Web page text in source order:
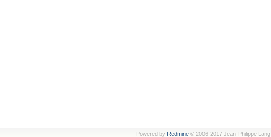
Powered by Redmine© 2006-2017 Jean-Philippe Lang